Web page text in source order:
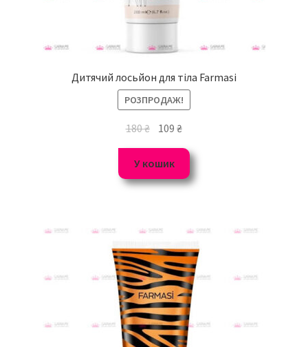
Дитячий лосьйон для тіла Farmasi
РОЗПРОДАЖ!
180₴ 109₴
У кошик